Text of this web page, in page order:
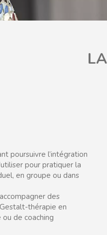
poursuivre l’intégration
pour pratiquer la
en groupe ou dans
des
thérapie en
de coaching